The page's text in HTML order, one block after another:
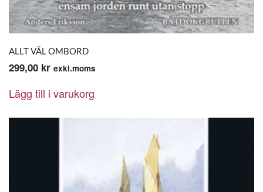
ALLT VÄL OMBORD
299,00 kr exkl.moms
Lägg till i varukorg